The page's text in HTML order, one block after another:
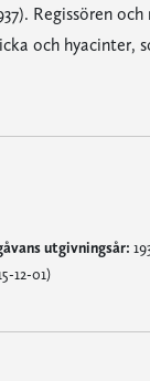
Regissören
och hyacinter,
utgivningsår:
12-01)